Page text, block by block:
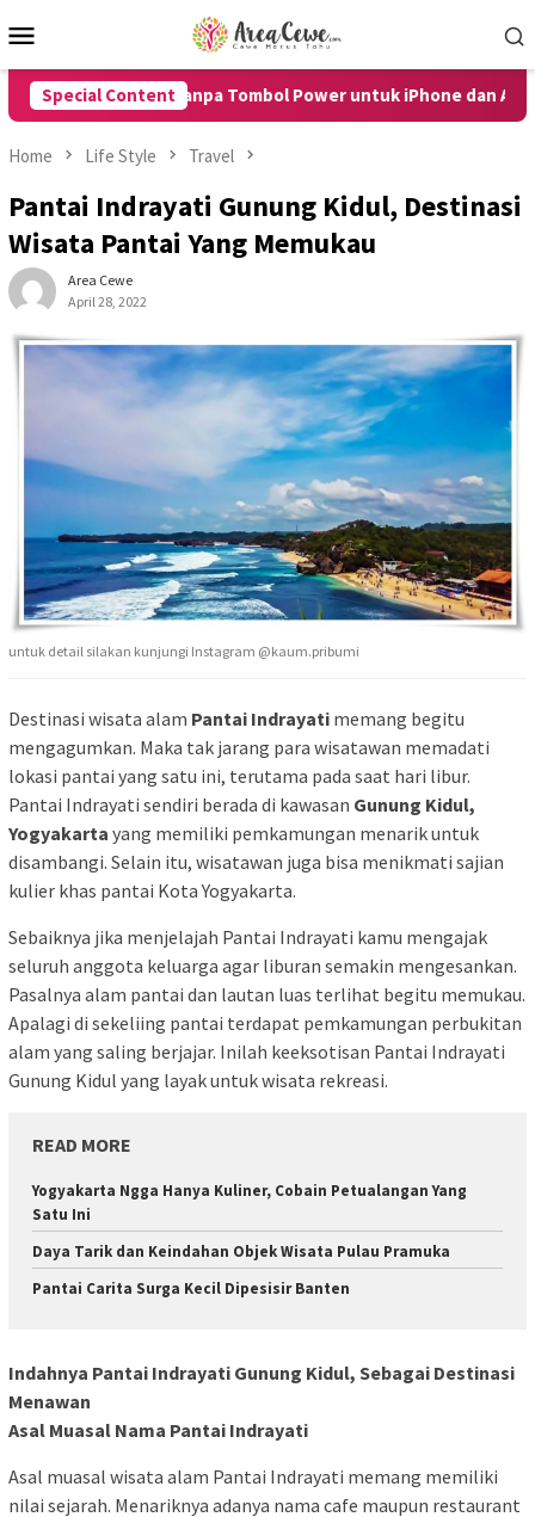
to
Menu
Special Content
HP Tanpa Tombol Power untuk iPhone dan Android dengan
Home Life Style Travel
Pantai Indrayati Gunung Kidul, Destinasi
Wisata Pantai Yang Memukau
Area Cewe
April 28, 2022
untuk detail silakan kunjungi Instagram @kaum.pribumi
Destinasi wisata alam Pantai Indrayati memang begitu
mengagumkan. Maka tak jarang para wisatawan memadati
lokasi pantai yang satu ini, terutama pada saat hari libur.
Pantai Indrayati sendiri berada di kawasan Gunung Kidul,
Yogyakarta yang memiliki pemkamungan menarik untuk
disambangi. Selain itu, wisatawan juga bisa menikmati sajian
kulier khas pantai Kota Yogyakarta.
Sebaiknya jika menjelajah Pantai Indrayati kamu mengajak
seluruh anggota keluarga agar liburan semakin mengesankan.
Pasalnya alam pantai dan lautan luas terlihat begitu memukau.
Apalagi di sekeliing pantai terdapat pemkamungan perbukitan
alam yang saling berjajar. Inilah keeksotisan Pantai Indrayati
Gunung Kidul yang layak untuk wisata rekreasi.
READ MORE
Yogyakarta Ngga Hanya Kuliner, Cobain Petualangan Yang
Satu Ini
Daya Tarik dan Keindahan Objek Wisata Pulau Pramuka
Pantai Carita Surga Kecil Dipesisir Banten
Indahnya Pantai Indrayati Gunung Kidul, Sebagai Destinasi
Menawan
Asal Muasal Nama Pantai Indrayati
Asal muasal wisata alam Pantai Indrayati memang memiliki
nilai sejarah. Menariknya adanya nama cafe maupun restaurant